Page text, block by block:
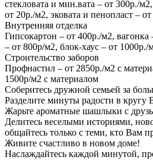
стекловата и мин.вата – от 300р./
от 20р./м2, эковата и пенопласт –
Внутренняя отделка
Гипсокартон – от 400р./м2,
– от 800р/м2, блок-хаус – от 1000р./
Строительство заборов
Профнастил – от 2850р./м2 с
1500р/м2 с материалом
Соберитесь дружной семьей за
Разделите минуты радости в
Жарьте ароматные шашлыки с
Делитесь веселыми историями,
общайтесь только с теми, кто Вам
Живите счастливо в новом доме!
Наслаждайтесь каждой минутой,